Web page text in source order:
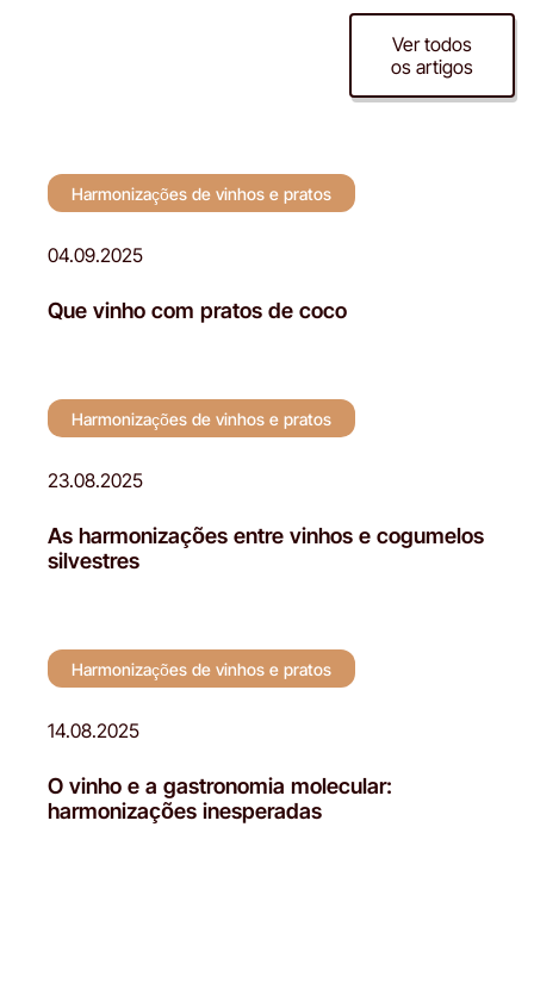
Ver todos
os artigos
Harmonizações de vinhos e pratos
04.09.2025
Que vinho com pratos de coco
Harmonizações de vinhos e pratos
23.08.2025
As harmonizações entre vinhos e cogumelos
silvestres
Harmonizações de vinhos e pratos
14.08.2025
O vinho e a gastronomia molecular:
harmonizações inesperadas